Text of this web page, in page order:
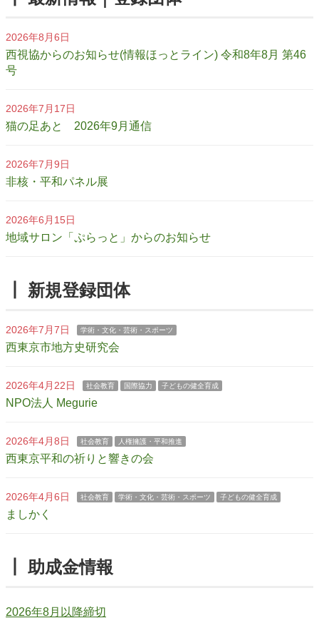
2026年8月6日
西視協からのお知らせ(情報ほっとライン) 令和8年8月 第46
号
2026年7月17日
猫の足あと 2026年9月通信
2026年7月9日
非核・平和パネル展
2026年6月15日
地域サロン「ぷらっと」からのお知らせ
┃ 新規登録団体
2026年7月7日 学術・文化・芸術・スポーツ
西東京市地方史研究会
2026年4月22日 社会教育 国際協力 子どもの健全育成
NPO法人 Megurie
2026年4月8日 社会教育 人権擁護・平和推進
西東京平和の祈りと響きの会
2026年4月6日 社会教育 学術・文化・芸術・スポーツ 子どもの健全育成
ましかく
┃ 助成金情報
2026年8月以降締切